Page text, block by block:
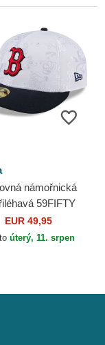
námořnická
59FIFTY
Profile Boston Red
New Era
EUR 49,95
úterý, 11. srpen